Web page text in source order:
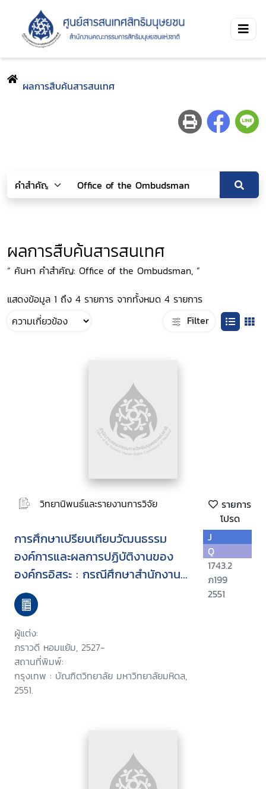
ผลการสืบค้นสารสนเทศ
ผลการสืบค้นสารสนเทศ
“ ค้นหา คำสำคัญ: Office of the Ombudsman, ”
แสดงข้อมูล 1 ถึง 4 รายการ จากทั้งหมด 4 รายการ
Filter
วิทยานิพนธ์และรายงานการวิจัย
รายการ
โปรด
การศึกษาเปรียบเทียบวัฒนธรรม
องค์การและผลการปฏิบัติงานของ
องค์กรอิสระ : กรณีศึกษาสำนักงานผู้
ตรวจการแผ่นดิน และสำนักงานคณะ
กรรมการสิทธิมนุษยชนแห่งชาติ
ผู้แต่ง:
ภราวดี หอมแย้ม, 2527-
สถานที่พิมพ์:
กรุงเทพ : บัณฑิตวิทยาลัย มหาวิทยาลัยมหิดล,
2551.
J
Q
1743.2
ภ199
2551